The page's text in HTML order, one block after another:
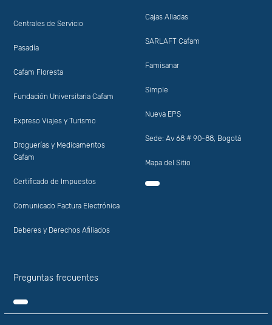
Centrales de Servicio
Pasadía
Cafam Floresta
Fundación Universitaria Cafam
Expreso Viajes y Turismo
Droguerías y Medicamentos
Cafam
Certificado de Impuestos
Comunicado Factura Electrónica
Deberes y Derechos Afiliados
Cajas Aliadas
SARLAFT Cafam
Famisanar
Simple
Nueva EPS
Sede: Av 68 # 90-88, Bogotá
Mapa del Sitio
Preguntas frecuentes